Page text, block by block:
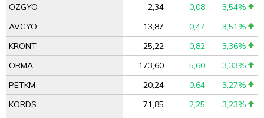
OZGYO
2,34 0,08
3,54%
AVGYO
13,87 0,47
3,51%
KRONT
25,22 0,82
3,36%
ORMA
173,60 5,60
3,33%
PETKM
20,24 0,64
3,27%
KORDS
71,85 2,25
3,23%